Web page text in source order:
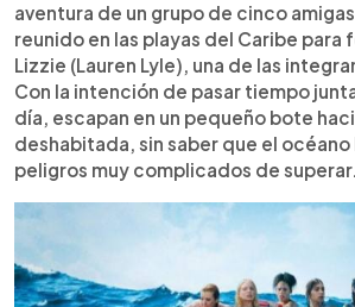
aventura de un grupo de cinco
reunido en las playas del Caribe para
Lizzie (Lauren Lyle), una de las
Con la intención de pasar tiempo
día, escapan en un pequeño bote
deshabitada, sin saber que el océano
peligros muy complicados de superar.